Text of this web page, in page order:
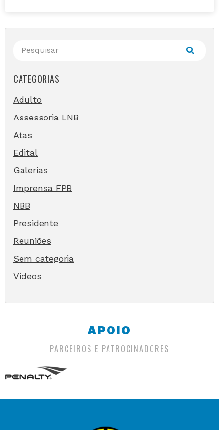
CATEGORIAS
Adulto
Assessoria LNB
Atas
Edital
Galerias
Imprensa FPB
NBB
Presidente
Reuniões
Sem categoria
Vídeos
APOIO
PARCEIROS E PATROCINADORES